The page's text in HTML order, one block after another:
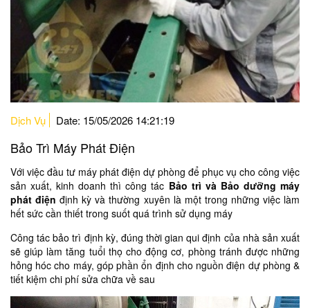
Dịch Vụ Date: 15/05/2026 14:21:19
Bảo Trì Máy Phát Điện
Với việc đầu tư máy phát điện dự phòng để phục vụ cho công việc
sản xuất, kinh doanh thì công tác Bảo trì và Bảo dưỡng máy
phát điện định kỳ và thường xuyên là một trong những việc làm
hết sức cần thiết trong suốt quá trình sử dụng máy
Công tác bảo trì định kỳ, đúng thời gian qui định của nhà sản xuất
sẽ giúp làm tăng tuổi thọ cho động cơ, phòng tránh được những
hỏng hóc cho máy, góp phần ổn định cho nguồn điện dự phòng &
tiết kiệm chi phí sửa chữa về sau